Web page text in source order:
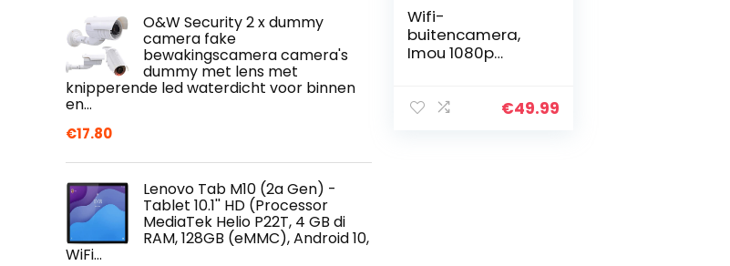
O&W Security 2 x dummy
camera fake
bewakingscamera camera's
dummy met lens met
knipperende led waterdicht voor binnen
en…
€17.80
Lenovo Tab M10 (2a Gen) -
Tablet 10.1'' HD (Processor
MediaTek Helio P22T, 4 GB di
RAM, 128GB (eMMC), Android 10,
WiFi…
Wifi-
buitencamera,
Imou 1080p
menselijke
€49.99